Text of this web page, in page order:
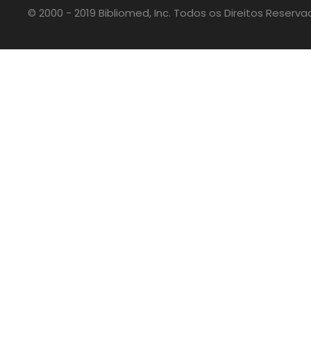
© 2000 - 2019 Bibliomed, Inc. Todos os Direitos